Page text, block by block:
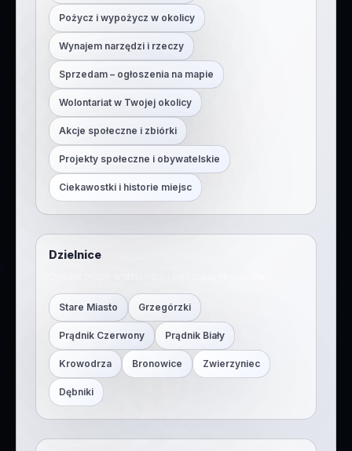
Pożycz i wypożycz w okolicy
Wynajem narzędzi i rzeczy
Sprzedam – ogłoszenia na mapie
Wolontariat w Twojej okolicy
Akcje społeczne i zbiórki
Projekty społeczne i obywatelskie
Ciekawostki i historie miejsc
Dzielnice
Stare Miasto Grzegórzki
Prądnik Czerwony Prądnik Biały
Krowodrza Bronowice Zwierzyniec
Dębniki